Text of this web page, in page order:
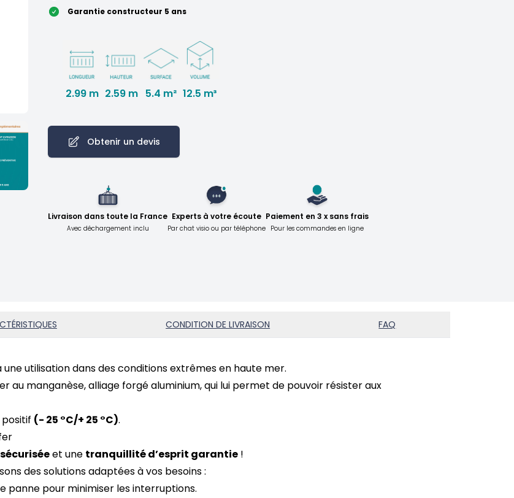
Garantie constructeur 5 ans
2.99 m 2.59 m 5.4 m² 12.5 m³
Obtenir un devis
Livraison dans toute la France
Avec déchargement inclu
Experts à votre écoute
Par chat visio ou par téléphone
Paiement en 3 x sans frais
Pour les commandes en ligne
CONDITION DE LIVRAISON FAQ
utilisation dans des conditions extrêmes en haute mer.
au manganèse, alliage forgé aluminium, qui lui permet de pouvoir résister aux
(- 25 °C/+ 25 °C).
et une tranquillité d’esprit garantie !
des solutions adaptées à vos besoins :
panne pour minimiser les interruptions.